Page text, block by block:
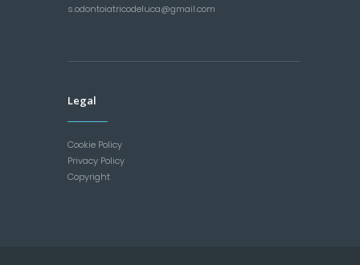
s.odontoiatricodeluca@gmail.com
Legal
Cookie Policy
Privacy Policy
Copyright